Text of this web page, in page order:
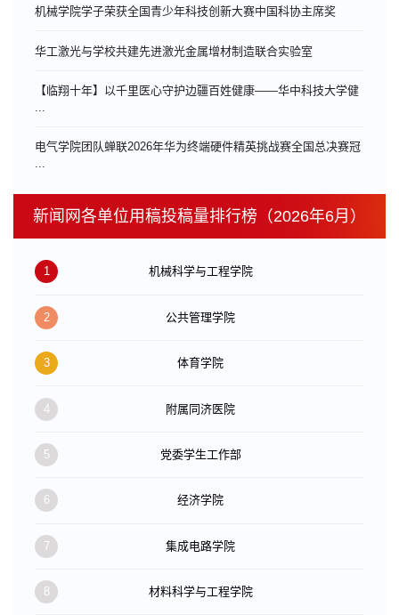
机械学院学子荣获全国青少年科技创新大赛中国科协主席奖
华工激光与学校共建先进激光金属增材制造联合实验室
【临翔十年】以千里医心守护边疆百姓健康——华中科技大学健
电气学院团队蝉联2026年华为终端硬件精英挑战赛全国总决赛冠
...
新闻网各单位用稿投稿量排行榜（2026年6月）
1 机械科学与工程学院
2 公共管理学院
3 体育学院
4 附属同济医院
5 党委学生工作部
6 经济学院
7 集成电路学院
8 材料科学与工程学院